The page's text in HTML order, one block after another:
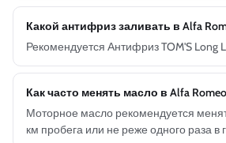
Какой антифриз заливать в Alfa
Рекомендуется Антифриз TOM'S Long
Как часто менять масло в Alfa Romeo
Моторное масло рекомендуется
км пробега или не реже одного раза в